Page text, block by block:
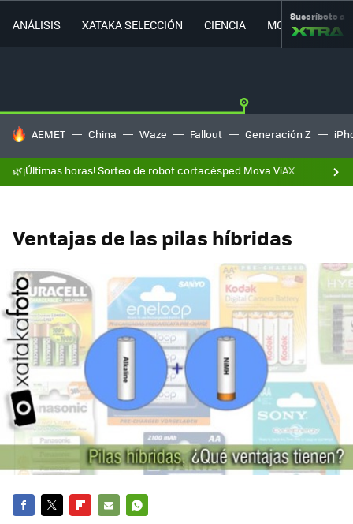
ANÁLISIS XATAKA SELECCIÓN CIENCIA MOVILIDAD
Suscríbete a
HOY SE HABLA DE
AEMET China Waze Fallout Generación Z
🌿¡Últimas horas! Sorteo de robot cortacésped Mova ViAX
Ventajas de las pilas híbridas